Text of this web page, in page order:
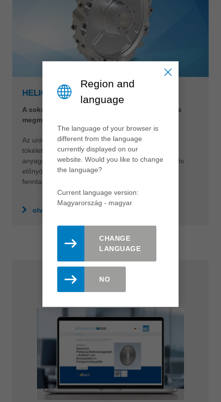
HELICUT-RENDSZER
A sokoldalú megoldás fa és műanyag rugalmas
megmunkálásához
Az univerzálisan alkalmazható HeliCut rendszer
tökéletes szerszámmegoldást kínál a különböző
anyagok megmunkálásához. Használatával jelentős
előnyök érhetők el a minőség, a hatékonyság és a
fenntarthatóság terén.
olvass tovább
Termékkereső
Region and
language
The language of your browser is
different from the language
currently displayed on our
website. Would you like to change
the language?
Current language version:
Magyarország - magyar
CHANGE
LANGUAGE
NO